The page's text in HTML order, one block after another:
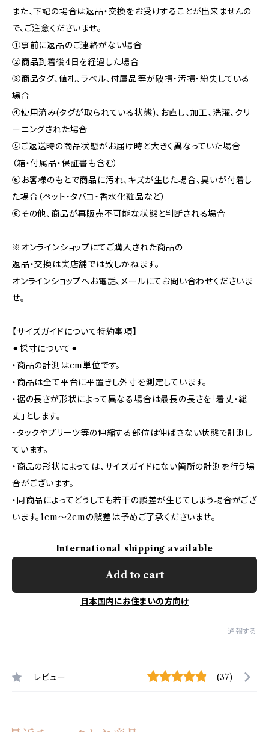
また、下記の場合は返品・交換をお受けすることが出来ませんの
で、ご注意くださいませ。
①事前に返品のご連絡がない場合
②商品到着後4日を経過した場合
③商品タグ、値札、ラベル、付属品等が破損・汚損・紛失している
場合
④使用済み(タグが取られている状態)、お直し、加工、洗濯、クリ
ーニングされた場合
⑤ご返送時の商品状態がお届け時と大きく異なっていた場合
（箱・付属品・保証書も含む）
⑥お客様のもとで商品に汚れ、キズが生じた場合、臭いが付着し
た場合（ペット・タバコ・香水化粧品など）
⑥その他、商品が再販売不可能な状態と判断される場合
※オンラインショップにてご購入された商品の
返品・交換は実店舗では致しかねます。
オンラインショップへお電話、メールにてお問い合わせくださいま
せ。
【サイズガイドについて特約事項】
⚫︎採寸について⚫︎
・商品の計測はcm単位です。
・商品は全て平台に平置きし外寸を測定しています。
・裾の長さが形状によって異なる場合は最長の長さを「着丈・総
丈」とします。
・タックやプリーツ等の伸縮する部位は伸ばさない状態で計測し
ています。
・商品の形状によっては、サイズガイドにない箇所の計測を行う場
合がございます。
・同商品によってどうしても若干の誤差が生じてしまう場合がござ
います。1cm～2cmの誤差は予めご了承くださいませ。
International shipping available
Add to cart
日本国内にお住まいの方向け
通報する
レビュー (37)